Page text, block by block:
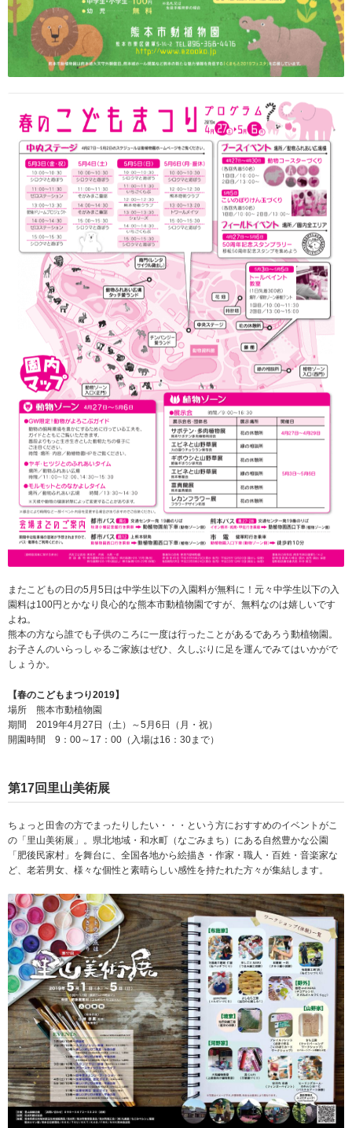
またこどもの日の5月5日は中学生以下の入園料が無料に！元々中学生以下の入
園料は100円とかなり良心的な熊本市動植物園ですが、無料なのは嬉しいです
よね。
熊本の方なら誰でも子供のころに一度は行ったことがあるであろう動植物園。
お子さんのいらっしゃるご家族はぜひ、久しぶりに足を運んでみてはいかがで
しょうか。
【春のこどもまつり2019】
場所 熊本市動植物園
期間 2019年4月27日（土）～5月6日（月・祝）
開園時間 9：00～17：00（入場は16：30まで）
第17回里山美術展
ちょっと田舎の方でまったりしたい・・・という方におすすめのイベントがこ
の「里山美術展」。県北地域・和水町（なごみまち）にある自然豊かな公園
「肥後民家村」を舞台に、全国各地から絵描き・作家・職人・百姓・音楽家な
ど、老若男女、様々な個性と素晴らしい感性を持たれた方々が集結します。